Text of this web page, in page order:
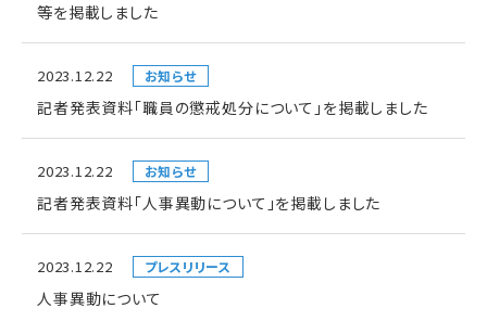
等を掲載しました
2023.12.22 お知らせ
記者発表資料「職員の懲戒処分について」を掲載しました
2023.12.22 お知らせ
記者発表資料「人事異動について」を掲載しました
2023.12.22 プレスリリース
人事異動について